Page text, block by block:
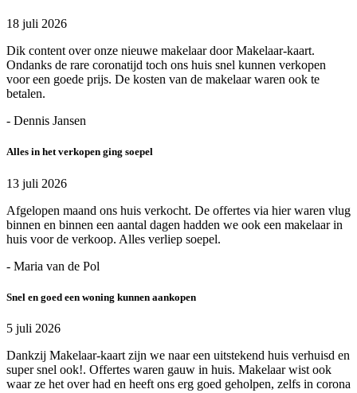
18 juli 2026
Dik content over onze nieuwe makelaar door Makelaar-kaart.
Ondanks de rare coronatijd toch ons huis snel kunnen verkopen
voor een goede prijs. De kosten van de makelaar waren ook te
betalen.
- Dennis Jansen
Alles in het verkopen ging soepel
13 juli 2026
Afgelopen maand ons huis verkocht. De offertes via hier waren vlug
binnen en binnen een aantal dagen hadden we ook een makelaar in
huis voor de verkoop. Alles verliep soepel.
- Maria van de Pol
Snel en goed een woning kunnen aankopen
5 juli 2026
Dankzij Makelaar-kaart zijn we naar een uitstekend huis verhuisd en
super snel ook!. Offertes waren gauw in huis. Makelaar wist ook
waar ze het over had en heeft ons erg goed geholpen, zelfs in corona